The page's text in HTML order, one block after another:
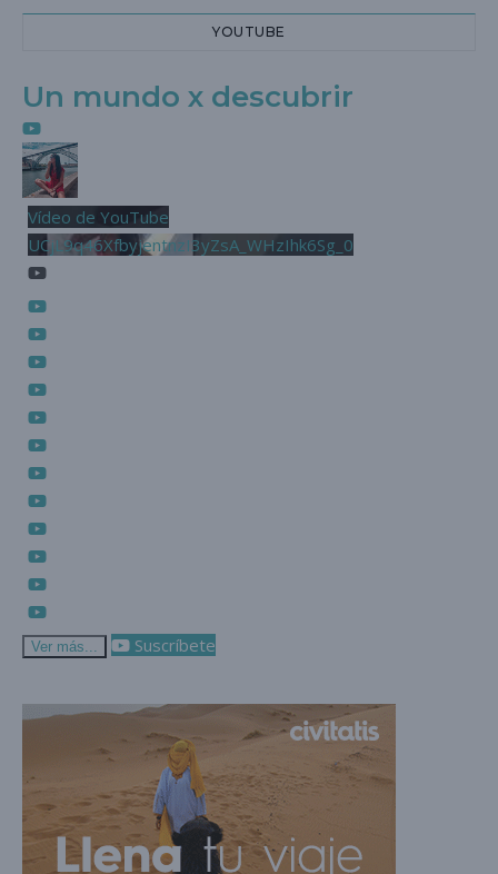
YOUTUBE
Un mundo x descubrir
Vídeo de YouTube
UCjL9q46XfbyjentnzI3yZsA_WHzIhk6Sg_0
Ver más... Suscríbete